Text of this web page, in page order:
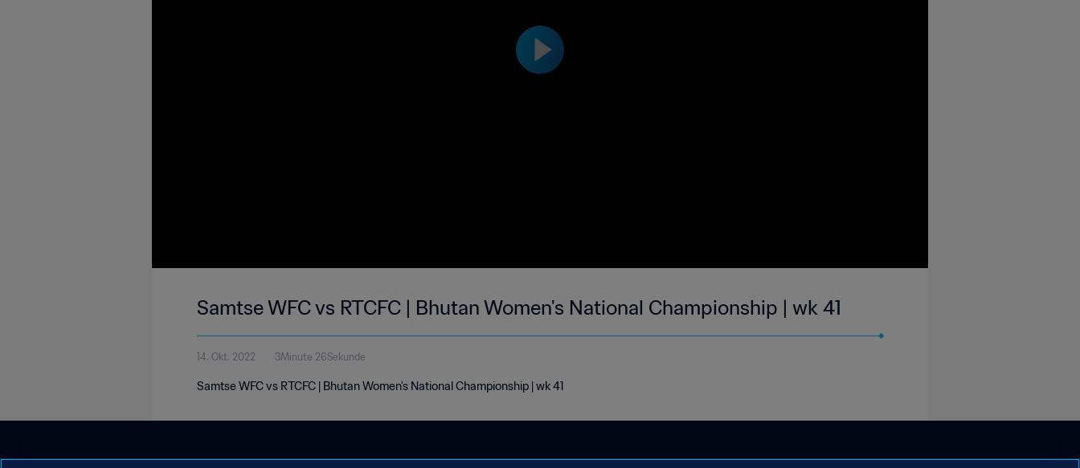
Samtse WFC vs RTCFC | Bhutan Women's National Championship | wk 41
14. Okt. 2022 3Minute 26Sekunde
Samtse WFC vs RTCFC | Bhutan Women's National Championship | wk 41